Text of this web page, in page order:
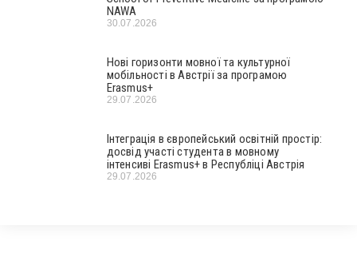
NAWA
30.07.2026
Нові горизонти мовної та культурної
мобільності в Австрії за програмою
Erasmus+
29.07.2026
Інтеграція в європейський освітній простір:
досвід участі студента в мовному
інтенсиві Erasmus+ в Республіці Австрія
29.07.2026